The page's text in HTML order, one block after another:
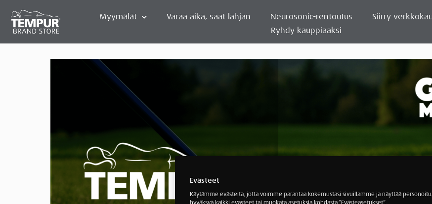
Myymälät Varaa aika, saat lahjan Neurosonic-rentoutus Siirry
Ryhdy kauppiaaksi
Evästeet
Käytämme evästeitä, jotta voimme parantaa kokemustasi sivuillamme ja näyttää